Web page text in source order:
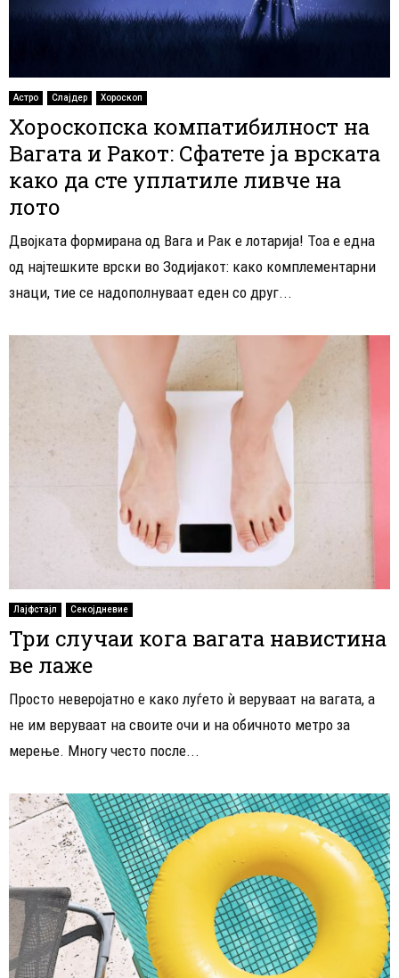
Астро Слајдер Хороскоп
Хороскопска компатибилност на
Вагата и Ракот: Сфатете ја врската
како да сте уплатиле ливче на
лото
Двојката формирана од Вага и Рак е лотарија! Тоа е една
од најтешките врски во Зодијакот: како комплементарни
знаци, тие се надополнуваат еден со друг...
Лајфстајл Секојдневие
Три случаи кога вагата навистина
ве лаже
Просто неверојатно е како луѓето ѝ веруваат на вагата, а
не им веруваат на своите очи и на обичното метро за
мерење. Многу често после...